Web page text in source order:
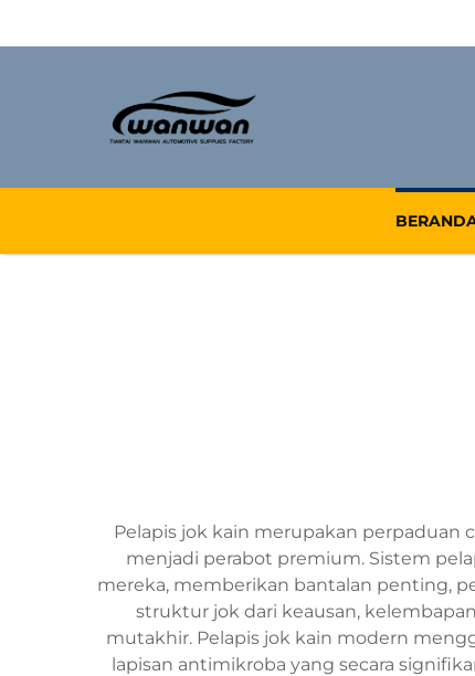
Pelapis jok kain merupakan perpaduan
menjadi perabot premium. Sistem
mereka, memberikan bantalan penting,
struktur jok dari keausan,
mutakhir. Pelapis jok kain modern
lapisan antimikroba yang secara